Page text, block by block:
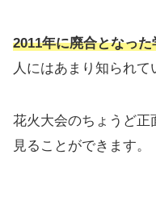
2011年に廃合となっ
人にはあまり知られて
花火大会のちょうど正
見ることができます。